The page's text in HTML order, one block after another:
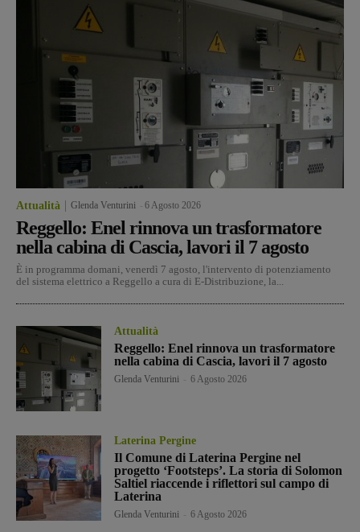
Attualità Glenda Venturini 6 Agosto 2026
Reggello: Enel rinnova un trasformatore
nella cabina di Cascia, lavori il 7 agosto
È in programma domani, venerdì 7 agosto, l'intervento di potenziamento
del sistema elettrico a Reggello a cura di E-Distribuzione, la...
Attualità
Reggello: Enel rinnova un trasformatore
nella cabina di Cascia, lavori il 7 agosto
Glenda Venturini 6 Agosto 2026
Laterina Pergine
Il Comune di Laterina Pergine nel
progetto ‘Footsteps’. La storia di Solomon
Saltiel riaccende i riflettori sul campo di
Laterina
Glenda Venturini 6 Agosto 2026